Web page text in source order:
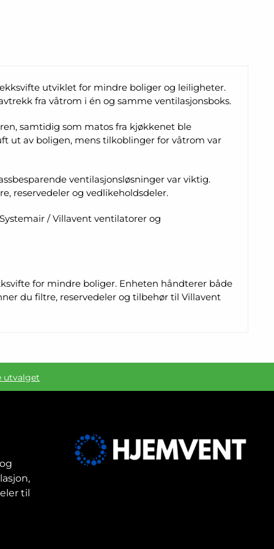
utviklet for mindre boliger og leiligheter.
fra våtrom i én og samme ventilasjonsboks.
samtidig som matos fra kjøkkenet ble
ut av boligen, mens tilkoblinger for våtrom var
ventilasjonsløsninger var viktig.
reservedeler og vedlikeholdsdeler.
/ Villavent ventilatorer og
for mindre boliger. Enheten håndterer både
du filtre, reservedeler og tilbehør til Villavent
utvalget
til